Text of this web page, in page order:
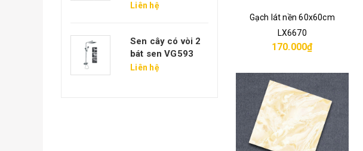
Liên hệ
Sen cây có vòi 2
bát sen VG593
Liên hệ
Gạch lát nền 60x60cm
LX6670
170.000₫